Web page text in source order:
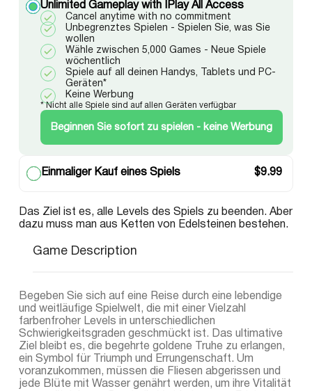
Unlimited Gameplay with IPlay All Access
Cancel anytime with no commitment
Unbegrenztes Spielen - Spielen Sie, was Sie
wollen
Wähle zwischen 5,000 Games - Neue Spiele
wöchentlich
Spiele auf all deinen Handys, Tablets und PC-
Geräten*
Keine Werbung
* Nicht alle Spiele sind auf allen Geräten verfügbar
Beginnen Sie sofort zu spielen - keine Werbung
Einmaliger Kauf eines Spiels $9.99
Das Ziel ist es, alle Levels des Spiels zu beenden. Aber
dazu muss man aus Ketten von Edelsteinen bestehen.
Game Description
Begeben Sie sich auf eine Reise durch eine lebendige
und weitläufige Spielwelt, die mit einer Vielzahl
farbenfroher Levels in unterschiedlichen
Schwierigkeitsgraden geschmückt ist. Das ultimative
Ziel bleibt es, die begehrte goldene Truhe zu erlangen,
ein Symbol für Triumph und Errungenschaft. Um
voranzukommen, müssen die Fliesen abgerissen und
jede Blüte mit Wasser genährt werden, um ihre Vitalität